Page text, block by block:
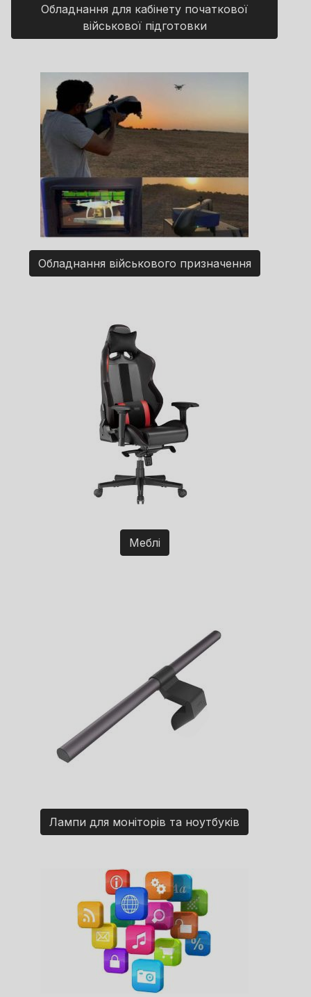
Обладнання для кабінету початкової
військової підготовки
Обладнання військового призначення
Меблі
Лампи для моніторів та ноутбуків